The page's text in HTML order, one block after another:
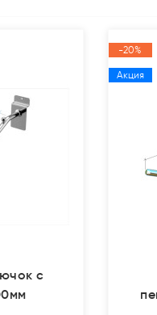
с
-20%
Акция